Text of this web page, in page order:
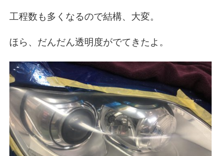
工程数も多くなるので結構、大変。
ほら、だんだん透明度がでてきたよ。